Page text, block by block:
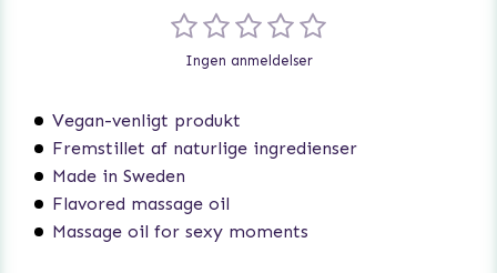
Vegan-venligt produkt
Fremstillet af naturlige ingredienser
Made in Sweden
Flavored massage oil
Massage oil for sexy moments
Ingen anmeldelser